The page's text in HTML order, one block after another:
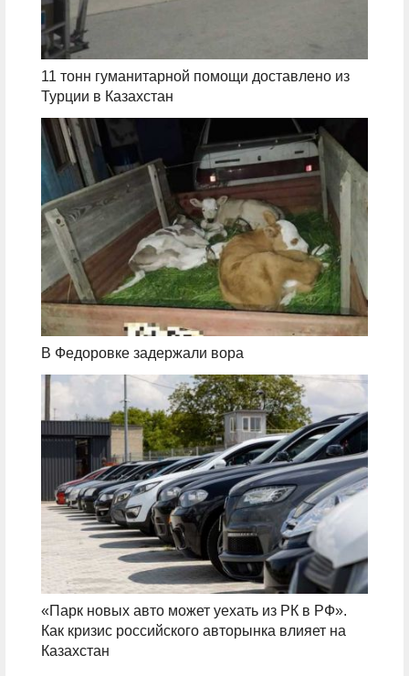
11 тонн гуманитарной помощи доставлено из
Турции в Казахстан
В Федоровке задержали вора
«Парк новых авто может уехать из РК в РФ».
Как кризис российского авторынка влияет на
Казахстан